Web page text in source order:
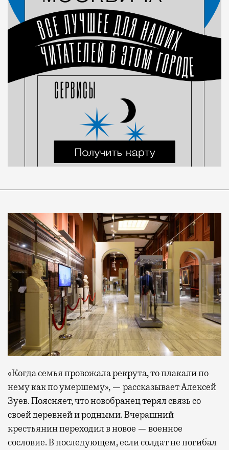
«Когда семья провожала рекрута, то плакали по
нему как по умершему», — рассказывает Алексей
Зуев. Поясняет, что новобранец терял связь со
своей деревней и родными. Вчерашний
крестьянин переходил в новое — военное
сословие. В последующем, если солдат не погибал